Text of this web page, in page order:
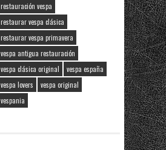
restauración vespa
restaurar vespa clásica
restaurar vespa primavera
vespa antigua restauración
vespa clásica original
vespa españa
vespa lovers
vespa original
vespania